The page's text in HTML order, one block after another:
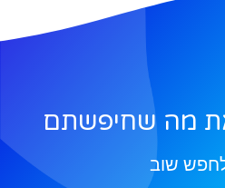
מה שחיפשתם
שוב